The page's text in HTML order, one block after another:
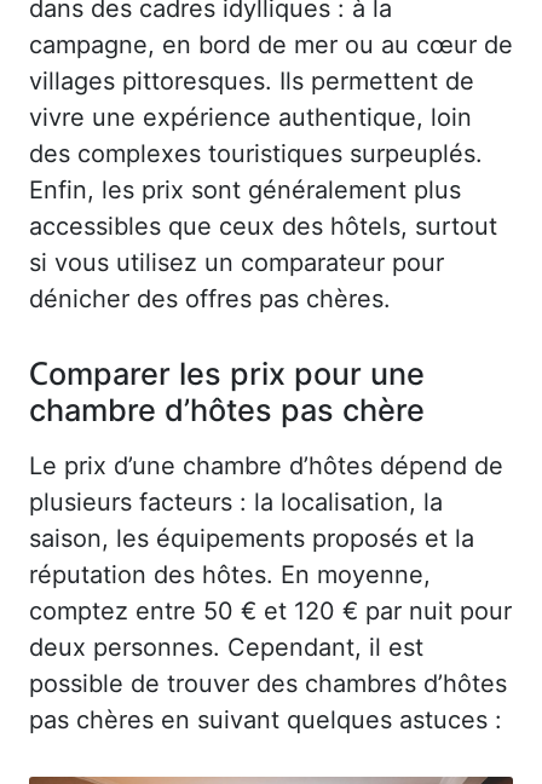
dans des cadres idylliques : à la
campagne, en bord de mer ou au cœur de
villages pittoresques. Ils permettent de
vivre une expérience authentique, loin
des complexes touristiques surpeuplés.
Enfin, les prix sont généralement plus
accessibles que ceux des hôtels, surtout
si vous utilisez un comparateur pour
dénicher des offres pas chères.
Comparer les prix pour une
chambre d’hôtes pas chère
Le prix d’une chambre d’hôtes dépend de
plusieurs facteurs : la localisation, la
saison, les équipements proposés et la
réputation des hôtes. En moyenne,
comptez entre 50 € et 120 € par nuit pour
deux personnes. Cependant, il est
possible de trouver des chambres d’hôtes
pas chères en suivant quelques astuces :